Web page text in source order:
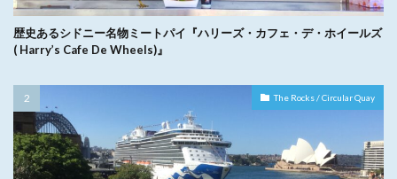
歴史あるシドニー名物ミートパイ『ハリーズ・カフェ・デ・ホイールズ
( Harry’s Cafe De Wheels)』
The Rocks / Circular Quay